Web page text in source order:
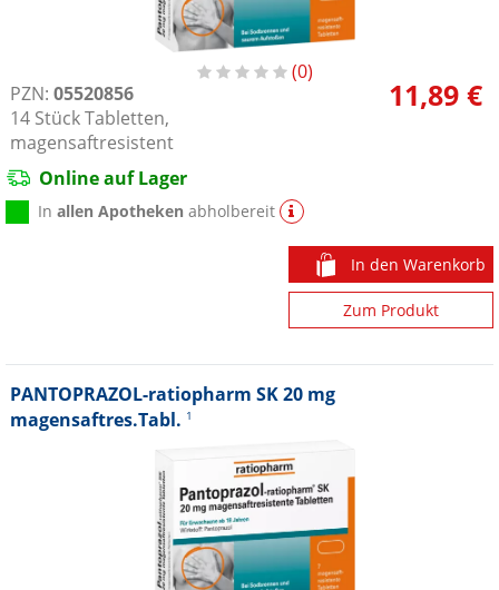
0
PZN: 05520856
14 Stück Tabletten,
magensaftresistent
11,89 €
Online auf Lager
Inallen Apotheken abholbereit
In den Warenkorb
Zum Produkt
PANTOPRAZOL-ratiopharm SK 20 mg
magensaftres.Tabl. 1